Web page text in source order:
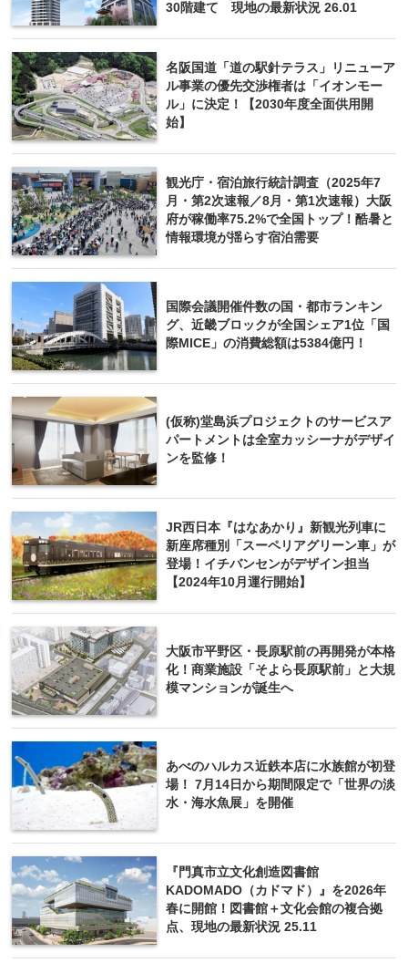
30階建て 現地の最新状況 26.01
名阪国道「道の駅針テラス」リニューア
ル事業の優先交渉権者は「イオンモー
ル」に決定！【2030年度全面供用開
始】
観光庁・宿泊旅行統計調査（2025年7
月・第2次速報／8月・第1次速報）大阪
府が稼働率75.2%で全国トップ！酷暑と
情報環境が揺らす宿泊需要
国際会議開催件数の国・都市ランキン
グ、近畿ブロックが全国シェア1位「国
際MICE」の消費総額は5384億円！
(仮称)堂島浜プロジェクトのサービスア
パートメントは全室カッシーナがデザイ
ンを監修！
JR西日本『はなあかり』新観光列車に
新座席種別「スーペリアグリーン車」が
登場！イチバンセンがデザイン担当
【2024年10月運行開始】
大阪市平野区・長原駅前の再開発が本格
化！商業施設「そよら長原駅前」と大規
模マンションが誕生へ
あべのハルカス近鉄本店に水族館が初登
場！ 7月14日から期間限定で「世界の淡
水・海水魚展」を開催
『門真市立文化創造図書館
KADOMADO（カドマド）』を2026年
春に開館！図書館＋文化会館の複合拠
点、現地の最新状況 25.11